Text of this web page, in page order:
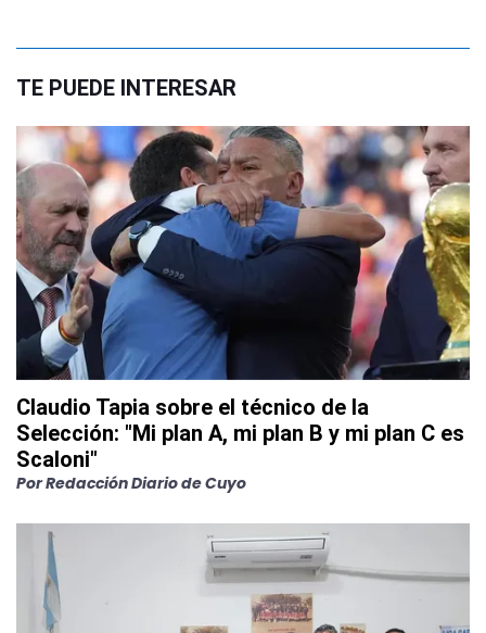
TE PUEDE INTERESAR
Claudio Tapia sobre el técnico de la
Selección: "Mi plan A, mi plan B y mi plan C es
Scaloni"
PorRedacción Diario de Cuyo